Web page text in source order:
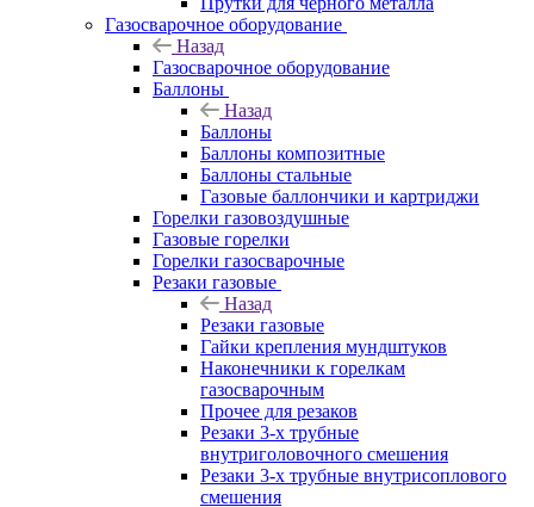
Газосварочное оборудование
Назад
Газосварочное оборудование
Баллоны
Назад
Баллоны
Баллоны композитные
Баллоны стальные
Газовые баллончики и картриджи
Горелки газовоздушные
Газовые горелки
Горелки газосварочные
Резаки газовые
Назад
Резаки газовые
Гайки крепления мундштуков
Наконечники к горелкам
газосварочным
Прочее для резаков
Резаки 3-х трубные
внутриголовочного смешения
Резаки 3-х трубные внутрисоплового
смешения